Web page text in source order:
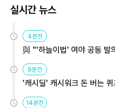
실시간 뉴스
4분전
與 "'하늘이법' 여야 공동 발
9분전
'캐시딜' 캐시워크 돈 버는
14분전